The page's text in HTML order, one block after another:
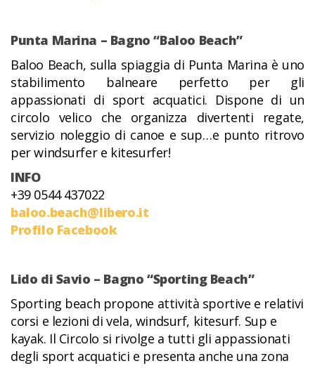
Punta Marina – Bagno “Baloo Beach”
Baloo Beach, sulla spiaggia di Punta Marina è uno
stabilimento balneare perfetto per gli
appassionati di sport acquatici. Dispone di un
circolo velico che organizza divertenti regate,
servizio noleggio di canoe e sup…e punto ritrovo
per windsurfer e kitesurfer!
INFO
+39 0544 437022
baloo.beach@libero.it
Profilo Facebook
Lido di Savio – Bagno “Sporting Beach”
Sporting beach propone attività sportive e relativi
corsi e lezioni di vela, windsurf, kitesurf. Sup e
kayak. Il Circolo si rivolge a tutti gli appassionati
degli sport acquatici e presenta anche una zona